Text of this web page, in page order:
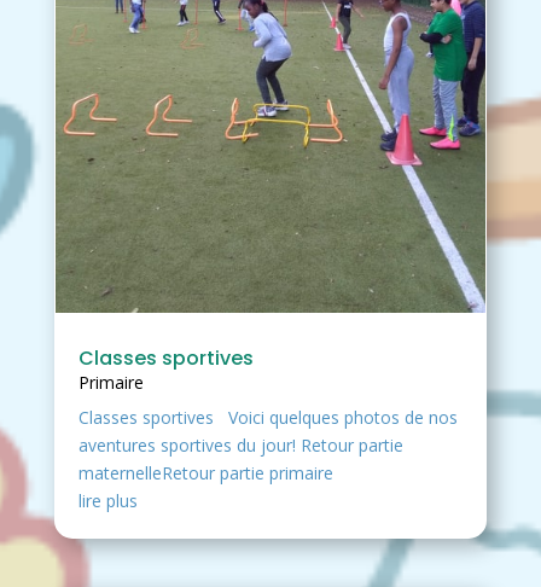
Classes sportives
Primaire
Classes sportives Voici quelques photos de nos
aventures sportives du jour! Retour partie
maternelleRetour partie primaire
lire plus